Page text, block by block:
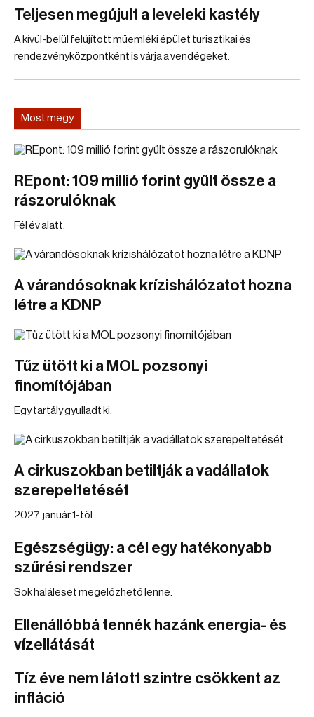
Teljesen megújult a leveleki kastély
A kívül-belül felújított műemléki épület turisztikai és
rendezvényközpontként is várja a vendégeket.
Most megy
REpont: 109 millió forint gyűlt össze a
rászorulóknak
Fél év alatt.
A várandósoknak krízishálózatot hozna
létre a KDNP
Tűz ütött ki a MOL pozsonyi
finomítójában
Egy tartály gyulladt ki.
A cirkuszokban betiltják a vadállatok
szerepeltetését
2027. január 1-től.
Egészségügy: a cél egy hatékonyabb
szűrési rendszer
Sok haláleset megelőzhető lenne.
Ellenállóbbá tennék hazánk energia- és
vízellátását
Tíz éve nem látott szintre csökkent az
infláció